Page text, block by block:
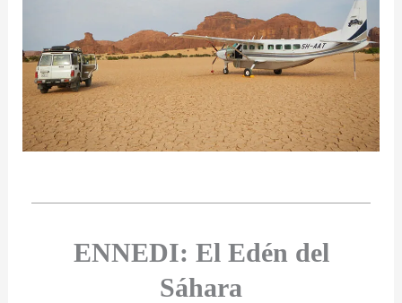
ENNEDI: El Edén del
Sáhara